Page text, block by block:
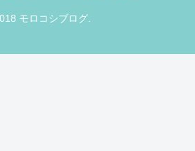
モロコシブログ.